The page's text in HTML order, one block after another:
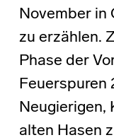
November in
zu erzählen.
Phase der
Feuerspuren
Neugierigen,
alten Hasen